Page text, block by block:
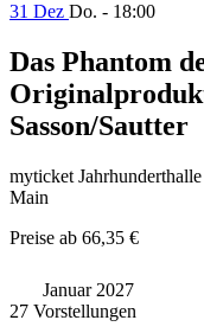
31 Dez Do. - 18:00
Das Phantom
Sasson/Sautter
myticket
Main
Preise ab 66,35 €
Januar 2027
27 Vorstellungen